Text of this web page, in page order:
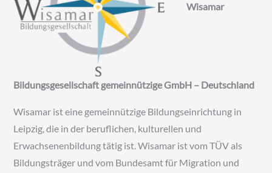
Wisamar
Bildungsgesellschaft gemeinnützige GmbH – Deutschland
Wisamar ist eine gemeinnützige Bildungseinrichtung in
Leipzig, die in der beruflichen, kulturellen und
Erwachsenenbildung tätig ist. Wisamar ist vom TÜV als
Bildungsträger und vom Bundesamt für Migration und